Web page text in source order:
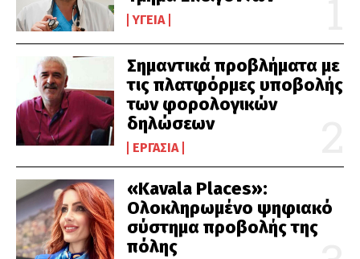
ΥΓΕΊΑ
Σημαντικά προβλήματα με
τις πλατφόρμες υποβολής
των φορολογικών
δηλώσεων
ΕΡΓΑΣΊΑ
«Kavala Places»:
Ολοκληρωμένο ψηφιακό
σύστημα προβολής της
πόλης